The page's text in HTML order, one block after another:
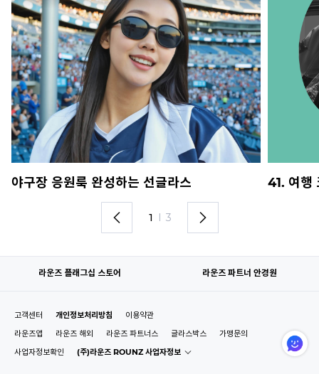
야구장 응원룩 완성하는 선글라스 41. 여행
1 I 3
라운즈 플래그십 스토어 라운즈 파트너 안경원
고객센터 개인정보처리방침
이용약관
라운즈앱
라운즈 해외 라운즈 파트너스 글라스박스
가맹문의
사업자정보확인
(주)라운즈 ROUNZ 사업자정보